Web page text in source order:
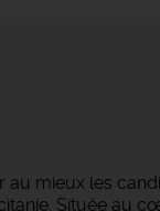
mieux les
Située au